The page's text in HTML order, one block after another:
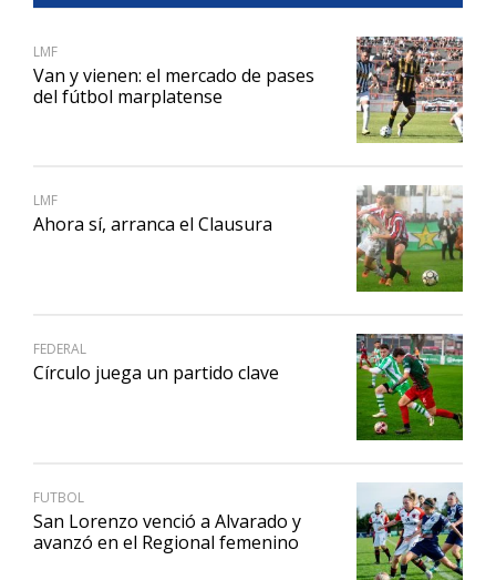
LMF
Van y vienen: el mercado de pases
del fútbol marplatense
LMF
Ahora sí, arranca el Clausura
FEDERAL
Círculo juega un partido clave
FUTBOL
San Lorenzo venció a Alvarado y
avanzó en el Regional femenino